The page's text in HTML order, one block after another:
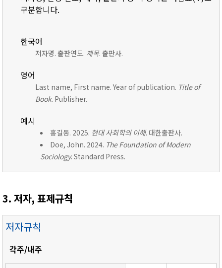
구분합니다.
한국어
저자명. 출판연도. 제목. 출판사.
영어
Last name, First name. Year of publication. Title of
Book. Publisher.
예시
홍길동. 2025. 현대 사회학의 이해. 대한출판사.
Doe, John. 2024. The Foundation of Modern
Sociology. Standard Press.
3. 저자, 표제규칙
저자규칙
각주/내주